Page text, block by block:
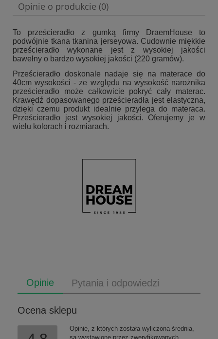
Opinie o produkcie (0)
To prześcieradło z gumką firmy DraemHouse to
podwójnie tkana tkanina jerseyowa. Cudownie miękkie
prześcieradło wykonane jest z wysokiej jakości
bawełny o bardzo wysokiej jakości (220 gramów).
Prześcieradło doskonale nadaje się na materace do
40cm wysokości - ze względu na wysokość narożnika
prześcieradło może całkowicie pokryć cały materac.
Krawędź dopasowanego prześcieradła jest elastyczna,
dzięki czemu produkt idealnie przylega do materaca.
Prześcieradło jest wysokiej jakości. Oferujemy je w
wielu kolorach i rozmiarach.
Opinie Pytania i odpowiedzi
Ocena sklepu
Opinie, z których została wyliczona średnia,
są wystawione przez zweryfikowanych